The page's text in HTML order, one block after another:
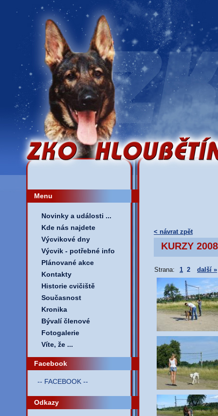
Menu
Novinky a události ...
Kde nás najdete
Výcvikové dny
Výcvik - potřebné info
Plánované akce
Kontakty
Historie cvičiště
Současnost
Kronika
Bývalí členové
Fotogalerie
Víte, že ...
Facebook
-- FACEBOOK --
Odkazy
< návrat zpět
KURZY 2008
Strana: 1 2 další »